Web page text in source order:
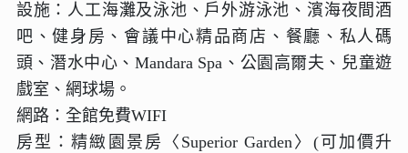
設施：人工海灘及泳池、戶外游泳池、濱海夜間酒
吧、健身房、會議中心精品商店、餐廳、私人碼
頭、潛水中心、Mandara Spa、公園高爾夫、兒童遊
戲室、網球場。
網路：全館免費WIFI
房型：精緻園景房〈Superior Garden〉(可加價升